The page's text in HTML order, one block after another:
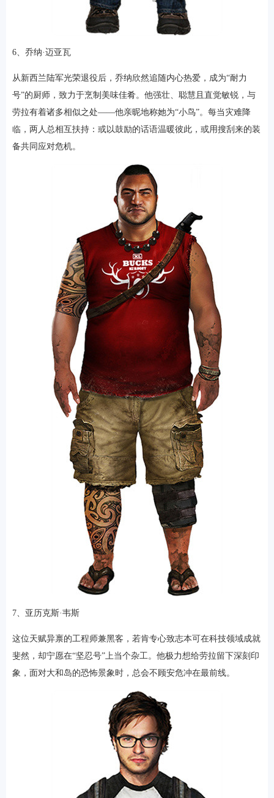
6、乔纳·迈亚瓦
从新西兰陆军光荣退役后，乔纳欣然追随内心热爱，成为“耐力
号”的厨师，致力于烹制美味佳肴。他强壮、聪慧且直觉敏锐，与
劳拉有着诸多相似之处——他亲昵地称她为“小鸟”。每当灾难降
临，两人总相互扶持：或以鼓励的话语温暖彼此，或用搜刮来的装
备共同应对危机。
7、亚历克斯·韦斯
这位天赋异禀的工程师兼黑客，若肯专心致志本可在科技领域成就
斐然，却宁愿在“坚忍号”上当个杂工。他极力想给劳拉留下深刻印
象，面对大和岛的恐怖景象时，总会不顾安危冲在最前线。